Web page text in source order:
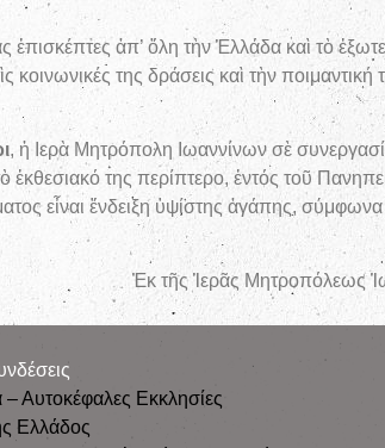
ἀπ’ ὅλη τὴν Ἑλλάδα καὶ τὸ
της δράσεις καὶ τὴν ποιμαντική
, ἡ Ιερὰ Μητρόπολη Ιωαννίνων σὲ
ἐκθεσιακό της περίπτερο, ἐντός τοῦ
εἶναι ἔνδειξη ὑψίστης ἀγάπης, σύμφωνα
Ἐκ τῆς Ἱερᾶς Μητροπόλεως
– Αυτοκέφαλες Εκκλησίες
Ελλάδος